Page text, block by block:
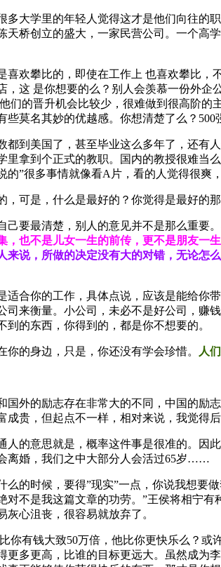
多大学里的年轻人觉得这才是他们向往的
天桥创立的盛大，一家民营公司。一个高
喜欢攀比的，即使在工作上 也喜欢攀比
，这 是你想要的么？别人会羡慕一份外企
们的晋升机会比较少，很难做到很高阶
些莫名其妙的优越感。你想清楚了么？
都到美国了，甚至毕业这么多年了，还有
里拿到个正式的教职。国内的教授很难当
的”很多事情就像看A片，看的人觉得很爽
，可是，什么是最好的？你觉得是最好的
己要最清楚，别人的意见并不是那么重
，也不是儿女一生的前传，更不是朋友一
来说，所做的决定没有大的对错，无论怎
适合你的工作，具体点说，应该是能给你
司来衡量。小公司，未必不是好公司，赚
到的东西，你得到的，都是你不想要的。
你的身边，只是，你还没有学会珍惜。 人
国外的励志存在非常大的不同，中国的励
成贵，但起点不一样，相对来说，我觉得
人的意思就是，概率这件事是很准的。因
离婚，我们之中大部分人会活过65岁……
么的时候，要得”现实”一点，你说我想要
对不是我这篇文章的功劳。”王侯将相宁
灰心沮丧，很容易就放弃了。
你有钱大致50万倍，他比你更快乐么？
更多更高，比谁的目标更远大。虽然成为